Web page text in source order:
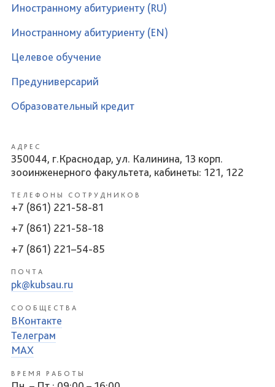
Иностранному абитуриенту (RU)
Иностранному абитуриенту (EN)
Целевое обучение
Предуниверсарий
Образовательный кредит
АДРЕС
350044, г.Краснодар, ул. Калинина, 13 корп.
зооинженерного факультета, кабинеты: 121, 122
ТЕЛЕФОНЫ СОТРУДНИКОВ
+7 (861) 221-58-81
+7 (861) 221-58-18
+7 (861) 221–54-85
ПОЧТА
pk@kubsau.ru
СООБЩЕСТВА
ВКонтакте
Телеграм
MAX
ВРЕМЯ РАБОТЫ